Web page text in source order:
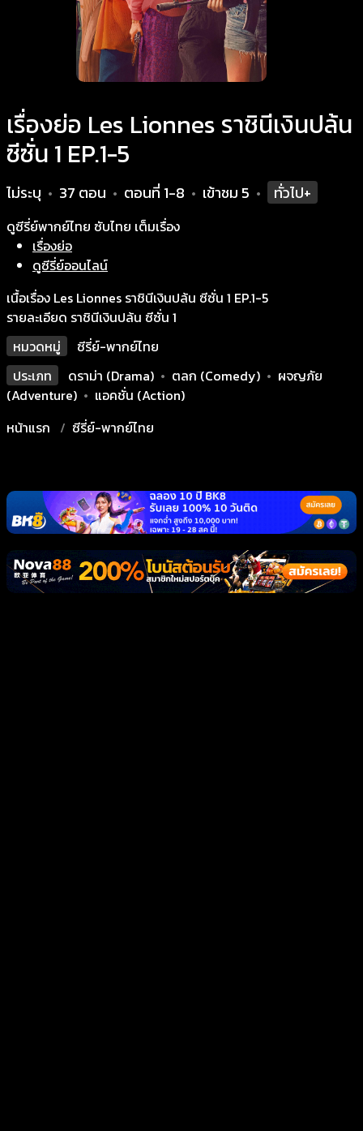
เรื่องย่อ Les Lionnes ราชินีเงินปล้น
ซีซั่น 1 EP.1-5
ไม่ระบุ • 37 ตอน • ตอนที่ 1-8 • เข้าชม 5 • ทั่วไป+
ดูซีรี่ย์พากย์ไทย ซับไทย เต็มเรื่อง
เรื่องย่อ
ดูซีรี่ย์ออนไลน์
เนื้อเรื่อง Les Lionnes ราชินีเงินปล้น ซีซั่น 1 EP.1-5
รายละเอียด ราชินีเงินปล้น ซีซั่น 1
หมวดหมู่
ซีรี่ย์-พากย์ไทย
ประเภท
ดราม่า (Drama) • ตลก (Comedy) • ผจญภัย
(Adventure) • แอคชั่น (Action)
หน้าแรก
ซีรี่ย์-พากย์ไทย